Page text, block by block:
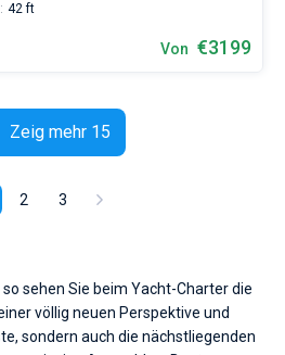
42 ft
Von €3199
2 3
Zeig mehr 15
sehen Sie beim Yacht-Charter die
völlig neuen Perspektive und
sondern auch die nächstliegenden